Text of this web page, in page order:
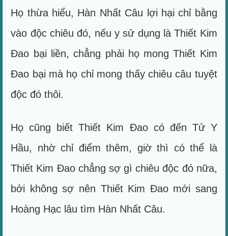
Họ thừa hiểu, Hàn Nhất Câu lợi hại chỉ bằng
vào độc chiêu đó, nếu y sử dụng là Thiết Kim
Đao bại liền, chẳng phải họ mong Thiết Kim
Đao bại mà họ chỉ mong thấy chiêu câu tuyệt
độc đó thôi.
Họ cũng biết Thiết Kim Đao có đến Tử Y
Hầu, nhờ chỉ điểm thêm, giờ thì có thể là
Thiết Kim Đao chẳng sợ gì chiêu độc đó nữa,
bởi không sợ nên Thiết Kim Đao mới sang
Hoàng Hạc lâu tìm Hàn Nhất Câu.